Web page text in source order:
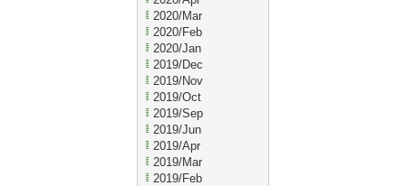
2020/Mar
2020/Feb
2020/Jan
2019/Dec
2019/Nov
2019/Oct
2019/Sep
2019/Jun
2019/Apr
2019/Mar
2019/Feb